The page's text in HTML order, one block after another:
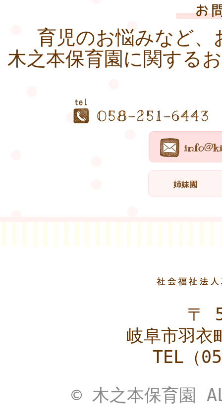
育児のお悩みなど、
木之本保育園に関する
姉妹園
〒
岐阜市羽衣
TEL（
© 木之本保育園